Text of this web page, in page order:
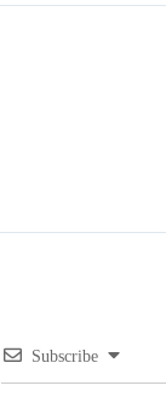
Subscribe